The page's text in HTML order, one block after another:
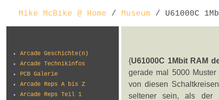
Mike McBike @ Home / Museum / U61000C
Arcade Geschichte(n)
Arcade Technikinfos
PCB Galerie
Arcade Reps A bis Z
Arcade Reps Teil 1
{U61000C 1Mbit RAM
gerade mal 5000
von diesen
seltener sein, als der